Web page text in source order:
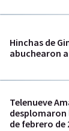
Hinchas de
abuchearon
Telenueve
desplomaron
de febrero de